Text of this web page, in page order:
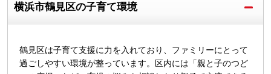
横浜市鶴見区の子育て環境
鶴見区は子育て支援に力を入れており、ファミリーにとって
過ごしやすい環境が整っています。区内には「親と子のつど